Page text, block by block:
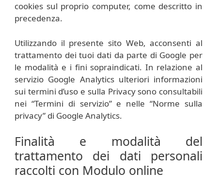
cookies sul proprio computer, come descritto in
precedenza.
Utilizzando il presente sito Web, acconsenti al
trattamento dei tuoi dati da parte di Google per
le modalità e i fini sopraindicati. In relazione al
servizio Google Analytics ulteriori informazioni
sui termini d’uso e sulla Privacy sono consultabili
nei “Termini di servizio” e nelle “Norme sulla
privacy” di Google Analytics.
Finalità e modalità del
trattamento dei dati personali
raccolti con Modulo online